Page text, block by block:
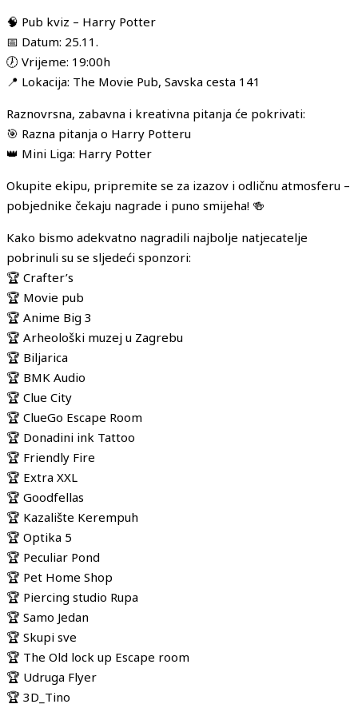
🧠 Pub kviz – Harry Potter
📅 Datum: 25.11.
🕖 Vrijeme: 19:00h
📍 Lokacija: The Movie Pub, Savska cesta 141
Raznovrsna, zabavna i kreativna pitanja će pokrivati:
🎯 Razna pitanja o Harry Potteru
👑 Mini Liga: Harry Potter
Okupite ekipu, pripremite se za izazov i odličnu atmosferu –
pobjednike čekaju nagrade i puno smijeha! 🍻
Kako bismo adekvatno nagradili najbolje natjecatelje
pobrinuli su se sljedeći sponzori:
🏆 Crafter’s
🏆 Movie pub
🏆 Anime Big 3
🏆 Arheološki muzej u Zagrebu
🏆 Biljarica
🏆 BMK Audio
🏆 Clue City
🏆 ClueGo Escape Room
🏆 Donadini ink Tattoo
🏆 Friendly Fire
🏆 Extra XXL
🏆 Goodfellas
🏆 Kazalište Kerempuh
🏆 Optika 5
🏆 Peculiar Pond
🏆 Pet Home Shop
🏆 Piercing studio Rupa
🏆 Samo Jedan
🏆 Skupi sve
🏆 The Old lock up Escape room
🏆 Udruga Flyer
🏆 3D_Tino